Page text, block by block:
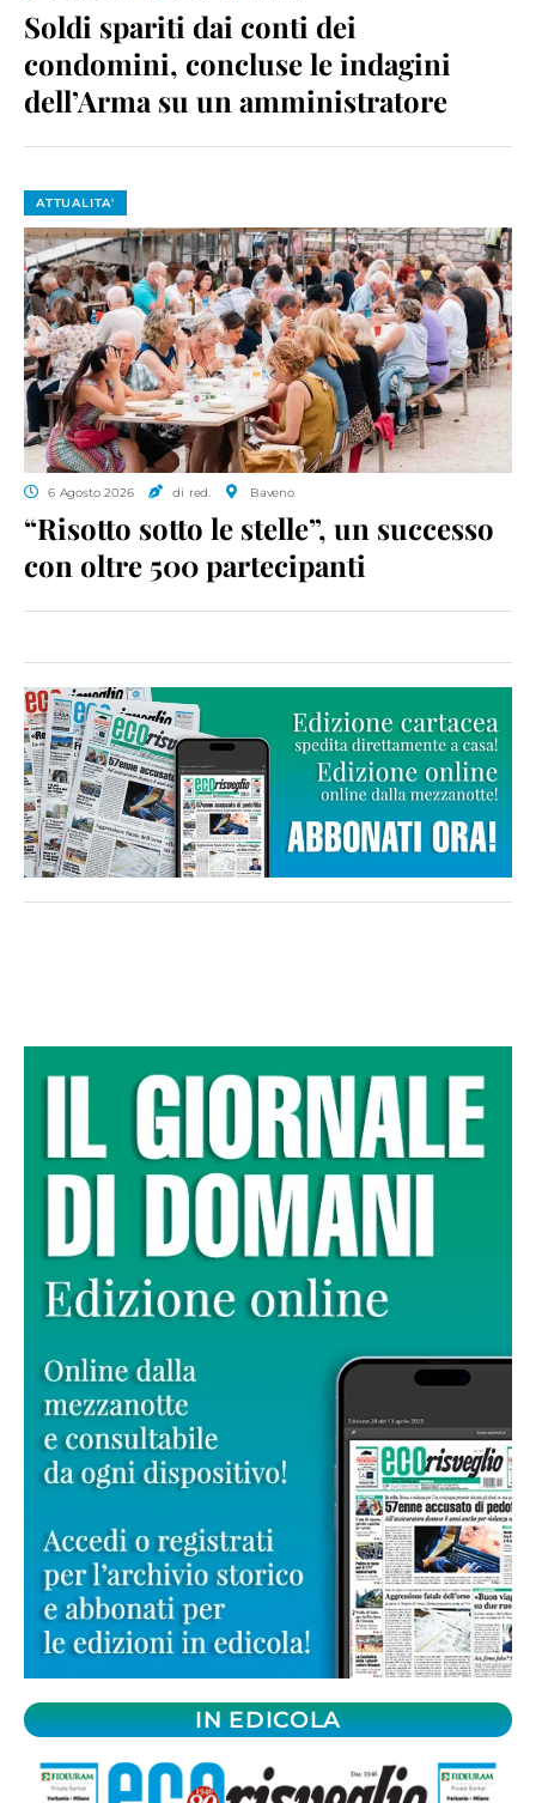
Soldi spariti dai conti dei
condomini, concluse le indagini
dell’Arma su un amministratore
ATTUALITA'
6 Agosto 2026 di red. Baveno
“Risotto sotto le stelle”, un successo
con oltre 500 partecipanti
IN EDICOLA